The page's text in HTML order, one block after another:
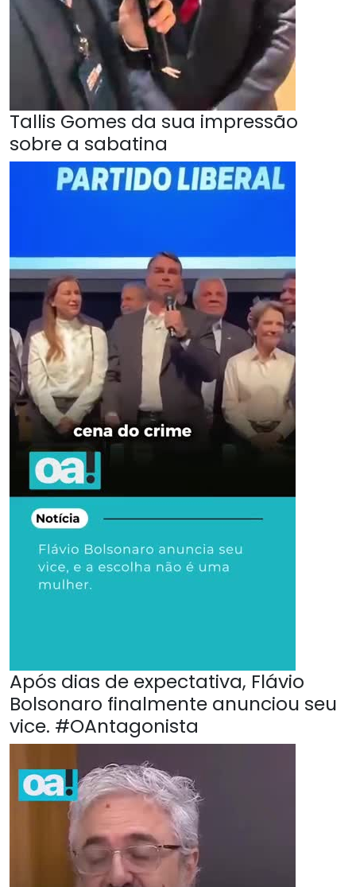
Tallis Gomes da sua impressão
sobre a sabatina
Após dias de expectativa, Flávio
Bolsonaro finalmente anunciou seu
vice. #OAntagonista